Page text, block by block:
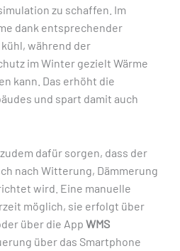
zu schaffen. Im
dank entsprechender
während der
im Winter gezielt Wärme
kann. Das erhöht die
und spart damit auch
dafür sorgen, dass der
nach Witterung, Dämmerung
wird. Eine manuelle
möglich, sie erfolgt über
über die App WMS
über das Smartphone